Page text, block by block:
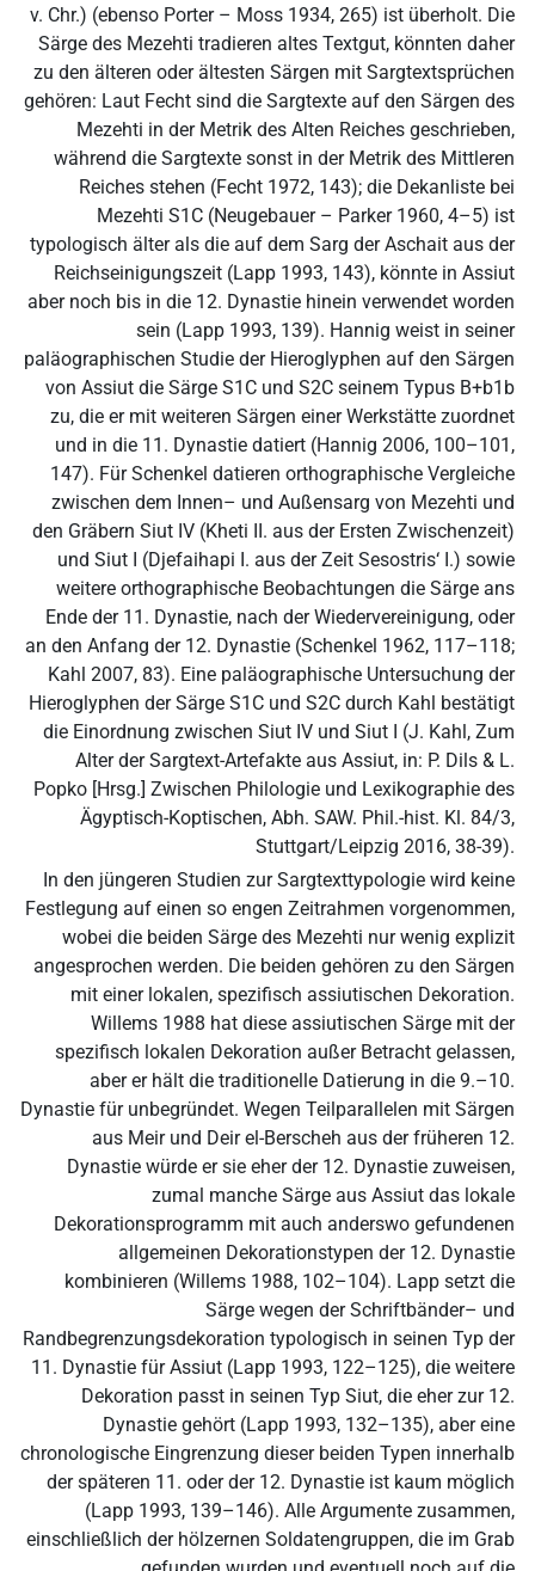
v. Chr.) (ebenso Porter – Moss 1934, 265) ist überholt. Die
Särge des Mezehti tradieren altes Textgut, könnten daher
zu den älteren oder ältesten Särgen mit Sargtextsprüchen
gehören: Laut Fecht sind die Sargtexte auf den Särgen des
Mezehti in der Metrik des Alten Reiches geschrieben,
während die Sargtexte sonst in der Metrik des Mittleren
Reiches stehen (Fecht 1972, 143); die Dekanliste bei
Mezehti S1C (Neugebauer – Parker 1960, 4–5) ist
typologisch älter als die auf dem Sarg der Aschait aus der
Reichseinigungszeit (Lapp 1993, 143), könnte in Assiut
aber noch bis in die 12. Dynastie hinein verwendet worden
sein (Lapp 1993, 139). Hannig weist in seiner
paläographischen Studie der Hieroglyphen auf den Särgen
von Assiut die Särge S1C und S2C seinem Typus B+b1b
zu, die er mit weiteren Särgen einer Werkstätte zuordnet
und in die 11. Dynastie datiert (Hannig 2006, 100–101,
147). Für Schenkel datieren orthographische Vergleiche
zwischen dem Innen– und Außensarg von Mezehti und
den Gräbern Siut IV (Kheti II. aus der Ersten Zwischenzeit)
und Siut I (Djefaihapi I. aus der Zeit Sesostris‘ I.) sowie
weitere orthographische Beobachtungen die Särge ans
Ende der 11. Dynastie, nach der Wiedervereinigung, oder
an den Anfang der 12. Dynastie (Schenkel 1962, 117–118;
Kahl 2007, 83). Eine paläographische Untersuchung der
Hieroglyphen der Särge S1C und S2C durch Kahl bestätigt
die Einordnung zwischen Siut IV und Siut I (J. Kahl, Zum
Alter der Sargtext-Artefakte aus Assiut, in: P. Dils & L.
Popko [Hrsg.] Zwischen Philologie und Lexikographie des
Ägyptisch-Koptischen, Abh. SAW. Phil.-hist. Kl. 84/3,
Stuttgart/Leipzig 2016, 38-39).
In den jüngeren Studien zur Sargtexttypologie wird keine
Festlegung auf einen so engen Zeitrahmen vorgenommen,
wobei die beiden Särge des Mezehti nur wenig explizit
angesprochen werden. Die beiden gehören zu den Särgen
mit einer lokalen, spezifisch assiutischen Dekoration.
Willems 1988 hat diese assiutischen Särge mit der
spezifisch lokalen Dekoration außer Betracht gelassen,
aber er hält die traditionelle Datierung in die 9.–10.
Dynastie für unbegründet. Wegen Teilparallelen mit Särgen
aus Meir und Deir el-Berscheh aus der früheren 12.
Dynastie würde er sie eher der 12. Dynastie zuweisen,
zumal manche Särge aus Assiut das lokale
Dekorationsprogramm mit auch anderswo gefundenen
allgemeinen Dekorationstypen der 12. Dynastie
kombinieren (Willems 1988, 102–104). Lapp setzt die
Särge wegen der Schriftbänder– und
Randbegrenzungsdekoration typologisch in seinen Typ der
11. Dynastie für Assiut (Lapp 1993, 122–125), die weitere
Dekoration passt in seinen Typ Siut, die eher zur 12.
Dynastie gehört (Lapp 1993, 132–135), aber eine
chronologische Eingrenzung dieser beiden Typen innerhalb
der späteren 11. oder der 12. Dynastie ist kaum möglich
(Lapp 1993, 139–146). Alle Argumente zusammen,
einschließlich der hölzernen Soldatengruppen, die im Grab